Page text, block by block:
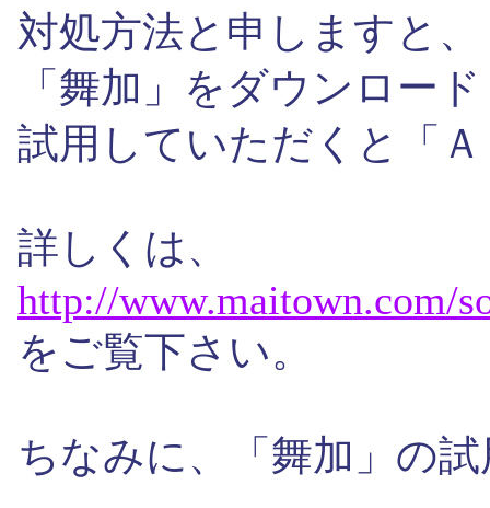
対処方法と申しますと、
「舞加」をダウンロー
試用していただくと「
詳しくは、
http://www.maitown.com/
をご覧下さい。
ちなみに、「舞加」の